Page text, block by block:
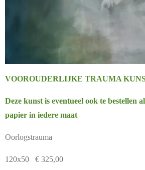
VOOROUDERLIJKE TRAUMA
Deze kunst is eventueel ook te bestellen
papier in iedere maat
Oorlogstrauma
120x50 € 325,00